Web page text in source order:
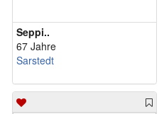
Seppi..
67 Jahre
Sarstedt